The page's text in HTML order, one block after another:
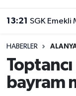
13:21 SGK Emekli
HABERLER
bayram
Ekonomi
Resmi
Antalya
Süper Lig